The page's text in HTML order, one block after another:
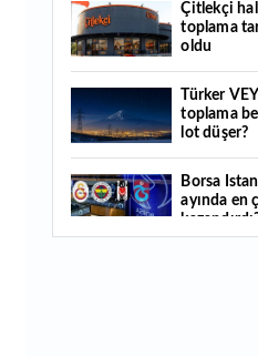
16:24 Çitlekçi halka arz oluyor: Talep toplama
tarihi ve hisse fiyatı belli
yapmak istediğini savundu
16:04 Boğaz’ın kıtaları birleştiren ruhu Memorial
16:01 Hafta sonu hava
Çitlekçi
toplama
oldu
Türker
toplama
lot düşer?
Borsa
ayında en